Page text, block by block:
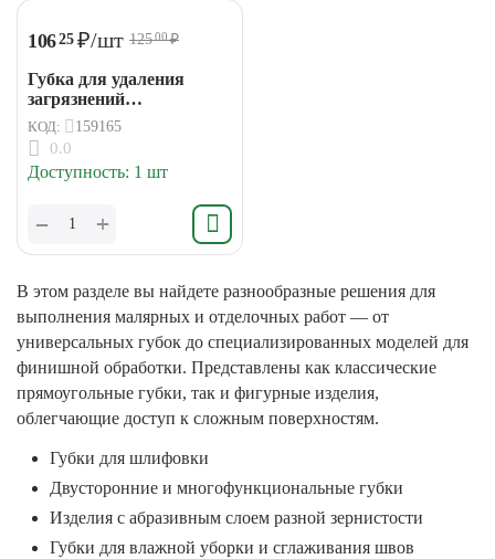
В этом разделе вы найдете разнообразные решения для
выполнения малярных и отделочных работ — от
универсальных губок до специализированных моделей для
финишной обработки. Представлены как классические
прямоугольные губки, так и фигурные изделия,
облегчающие доступ к сложным поверхностям.
Губки для шлифовки
Двусторонние и многофункциональные губки
Изделия с абразивным слоем разной зернистости
Губки для влажной уборки и сглаживания швов
10625 ₽/шт 12500₽
Губка для удаления
загрязнений
мелкопористая
РемоКолор
140х110х60мм
КОД: 159165
0.0
Доступность: 1 шт
+
−